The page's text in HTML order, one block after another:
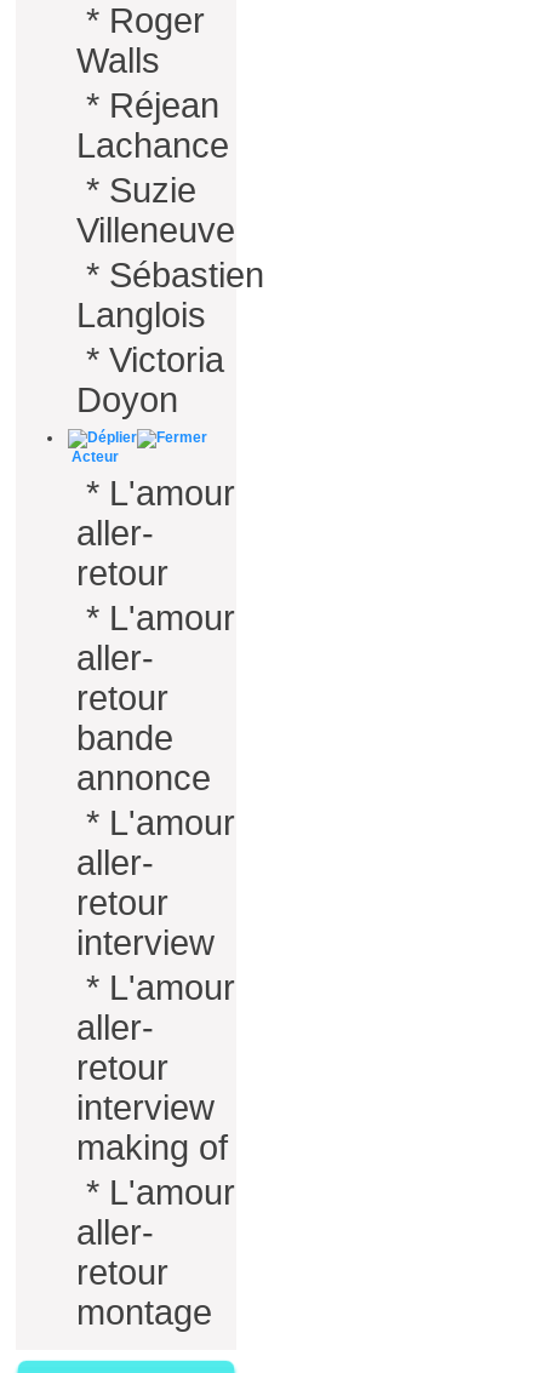
* Roger
Walls
* Réjean
Lachance
* Suzie
Villeneuve
* Sébastien
Langlois
* Victoria
Doyon
Acteur
* L'amour
aller-
retour
* L'amour
aller-
retour
bande
annonce
* L'amour
aller-
retour
interview
* L'amour
aller-
retour
interview
making of
* L'amour
aller-
retour
montage